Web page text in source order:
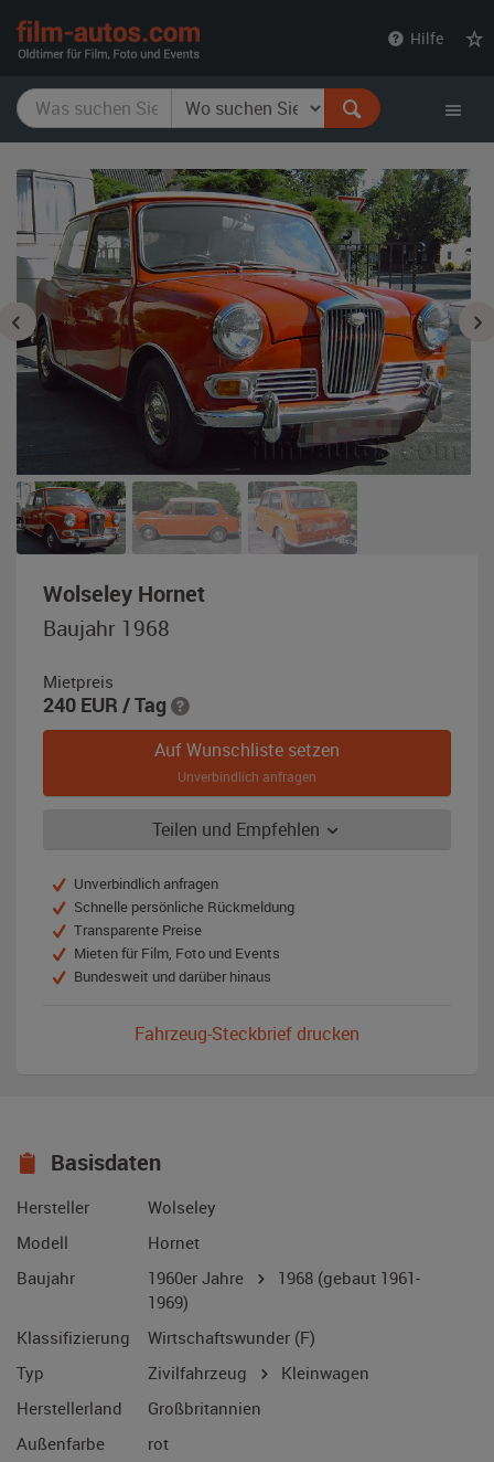
Hilfe
Wolseley Hornet,
Baujahr 1968
Mietpreis
240 EUR / Tag
Auf Wunschliste setzen
Unverbindlich anfragen
Teilen und Empfehlen
Unverbindlich anfragen
Schnelle persönliche Rückmeldung
Transparente Preise
Mieten für Film, Foto und Events
Bundesweit und darüber hinaus
Fahrzeug-Steckbrief drucken
Basisdaten
Hersteller
Wolseley
Modell
Hornet
Baujahr
1960er Jahre 1968 (gebaut 1961-
1969)
Klassifizierung
Wirtschaftswunder (F)
Typ
Zivilfahrzeug
Kleinwagen
Herstellerland
Großbritannien
Außenfarbe
rot